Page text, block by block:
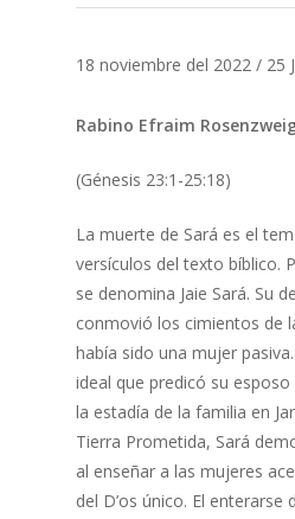
18 noviembre del 2022 / 25
Rabino Efraim
(Génesis 23:1-25:18)
La muerte de Sará es el
versículos del texto bíblico.
se denomina Jaie Sará. Su
conmovió los cimientos de
había sido una mujer
ideal que predicó su
la estadía de la familia en
Tierra Prometida, Sará
al enseñar a las mujeres
del D’os único. El enterarse